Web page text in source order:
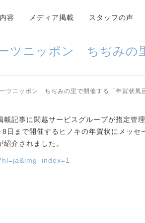
容 メディア掲載 スタッフの声
ツニッポン ちぢみの
ニッポン ちぢみの里で開催する「年賀状風
記事に関越サービスグループが指定管
まで開催するヒノキの年賀状にメッセ
介されました。